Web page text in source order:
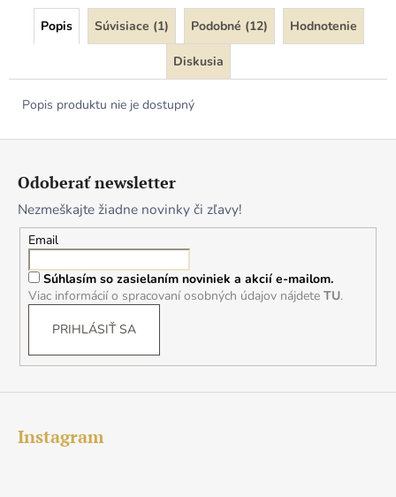
Popis Súvisiace (1) Podobné (12) Hodnotenie
Diskusia
Popis produktu nie je dostupný
Odoberať newsletter
Nezmeškajte žiadne novinky či zľavy!
Email
Súhlasím so zasielaním noviniek a akcií e-mailom.
Viac informácií o spracovaní osobných údajov nájdete TU.
PRIHLÁSIŤ SA
Instagram